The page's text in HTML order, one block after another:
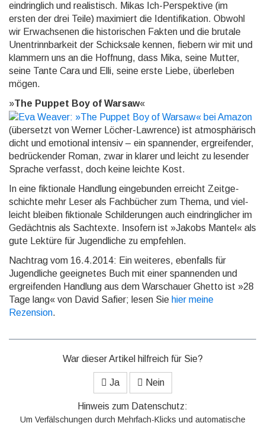
ein­dring­lich und realis­tisch. Mikas Ich-Per­spek­tive (im
ersten der drei Teile) maxi­miert die Identi­fikation. Obwohl
wir Er­wach­senen die his­to­rischen Fakten und die brutale
Un­ent­rinn­bar­keit der Schick­sale kennen, fiebern wir mit und
klam­mern uns an die Hoff­nung, dass Mika, seine Mutter,
seine Tante Cara und Elli, seine erste Liebe, über­leben
mögen.
»The Puppet Boy of Warsaw«
(übersetzt von Werner Löcher-Lawrence) ist atmo­sphä­risch
dicht und emo­tional intensiv – ein span­nen­der, ergrei­fender,
be­drücken­der Roman, zwar in klarer und leicht zu lesender
Sprache verfasst, doch keine leichte Kost.
In eine fiktionale Handlung ein­ge­bun­den erreicht Zeit­ge­
schichte mehr Leser als Fach­bücher zum Thema, und viel­
leicht bleiben fiktio­nale Schil­derun­gen auch ein­dring­licher im
Ge­dächt­nis als Sach­texte. In­so­fern ist »Jakobs Mantel« als
gute Lektüre für Jugend­liche zu empfehlen.
Nachtrag vom 16.4.2014: Ein weiteres, ebenfalls für
Jugendliche geeignetes Buch mit einer spannenden und
ergreifenden Handlung aus dem Warschauer Ghetto ist »28
Tage lang« von David Safier; lesen Sie hier meine
Rezension.
War dieser Artikel hilfreich für Sie?
Ja Nein
Hinweis zum Datenschutz:
Um Verfälschungen durch Mehrfach-Klicks und automatische